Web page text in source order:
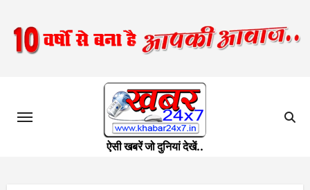
content
ऐसी खबरें जो दुनियां देखें..